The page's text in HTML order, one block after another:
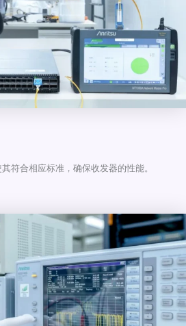
符合相应标准，确保收发器的性能。